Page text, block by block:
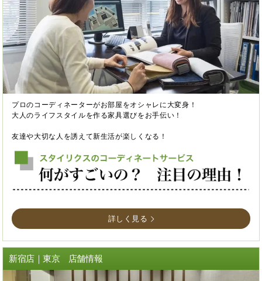
プロのコーディネーターがお部屋をオシャレに大変身！
大人のライフスタイルを作る家具選びをお手伝い！
友達や大切な人を誘えて新生活が楽しくなる！
詳しく見る
新宿店｜東京 店舗情報